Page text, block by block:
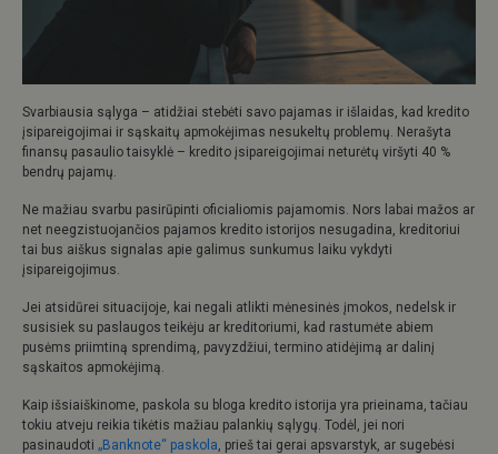
Svarbiausia sąlyga – atidžiai stebėti savo pajamas ir išlaidas, kad kredito
įsipareigojimai ir sąskaitų apmokėjimas nesukeltų problemų. Nerašyta
finansų pasaulio taisyklė – kredito įsipareigojimai neturėtų viršyti 40 %
bendrų pajamų.
Ne mažiau svarbu pasirūpinti oficialiomis pajamomis. Nors labai mažos ar
net neegzistuojančios pajamos kredito istorijos nesugadina, kreditoriui
tai bus aiškus signalas apie galimus sunkumus laiku vykdyti
įsipareigojimus.
Jei atsidūrei situacijoje, kai negali atlikti mėnesinės įmokos, nedelsk ir
susisiek su paslaugos teikėju ar kreditoriumi, kad rastumėte abiem
pusėms priimtiną sprendimą, pavyzdžiui, termino atidėjimą ar dalinį
sąskaitos apmokėjimą.
Kaip išsiaiškinome, paskola su bloga kredito istorija yra prieinama, tačiau
tokiu atveju reikia tikėtis mažiau palankių sąlygų. Todėl, jei nori
pasinaudoti „Banknote“ paskola , prieš tai gerai apsvarstyk, ar sugebėsi